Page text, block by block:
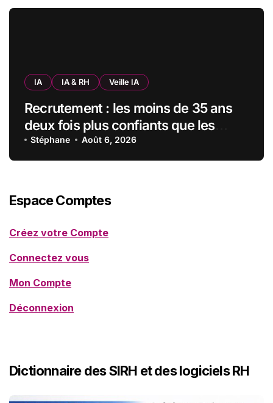
IA IA & RH Veille IA
Recrutement : les moins de 35 ans
deux fois plus confiants que les
seniors envers l’IA pour trouver un
emploi
Stéphane Août 6, 2026
Espace Comptes
Créez votre Compte
Connectez vous
Mon Compte
Déconnexion
Dictionnaire des SIRH et des logiciels RH